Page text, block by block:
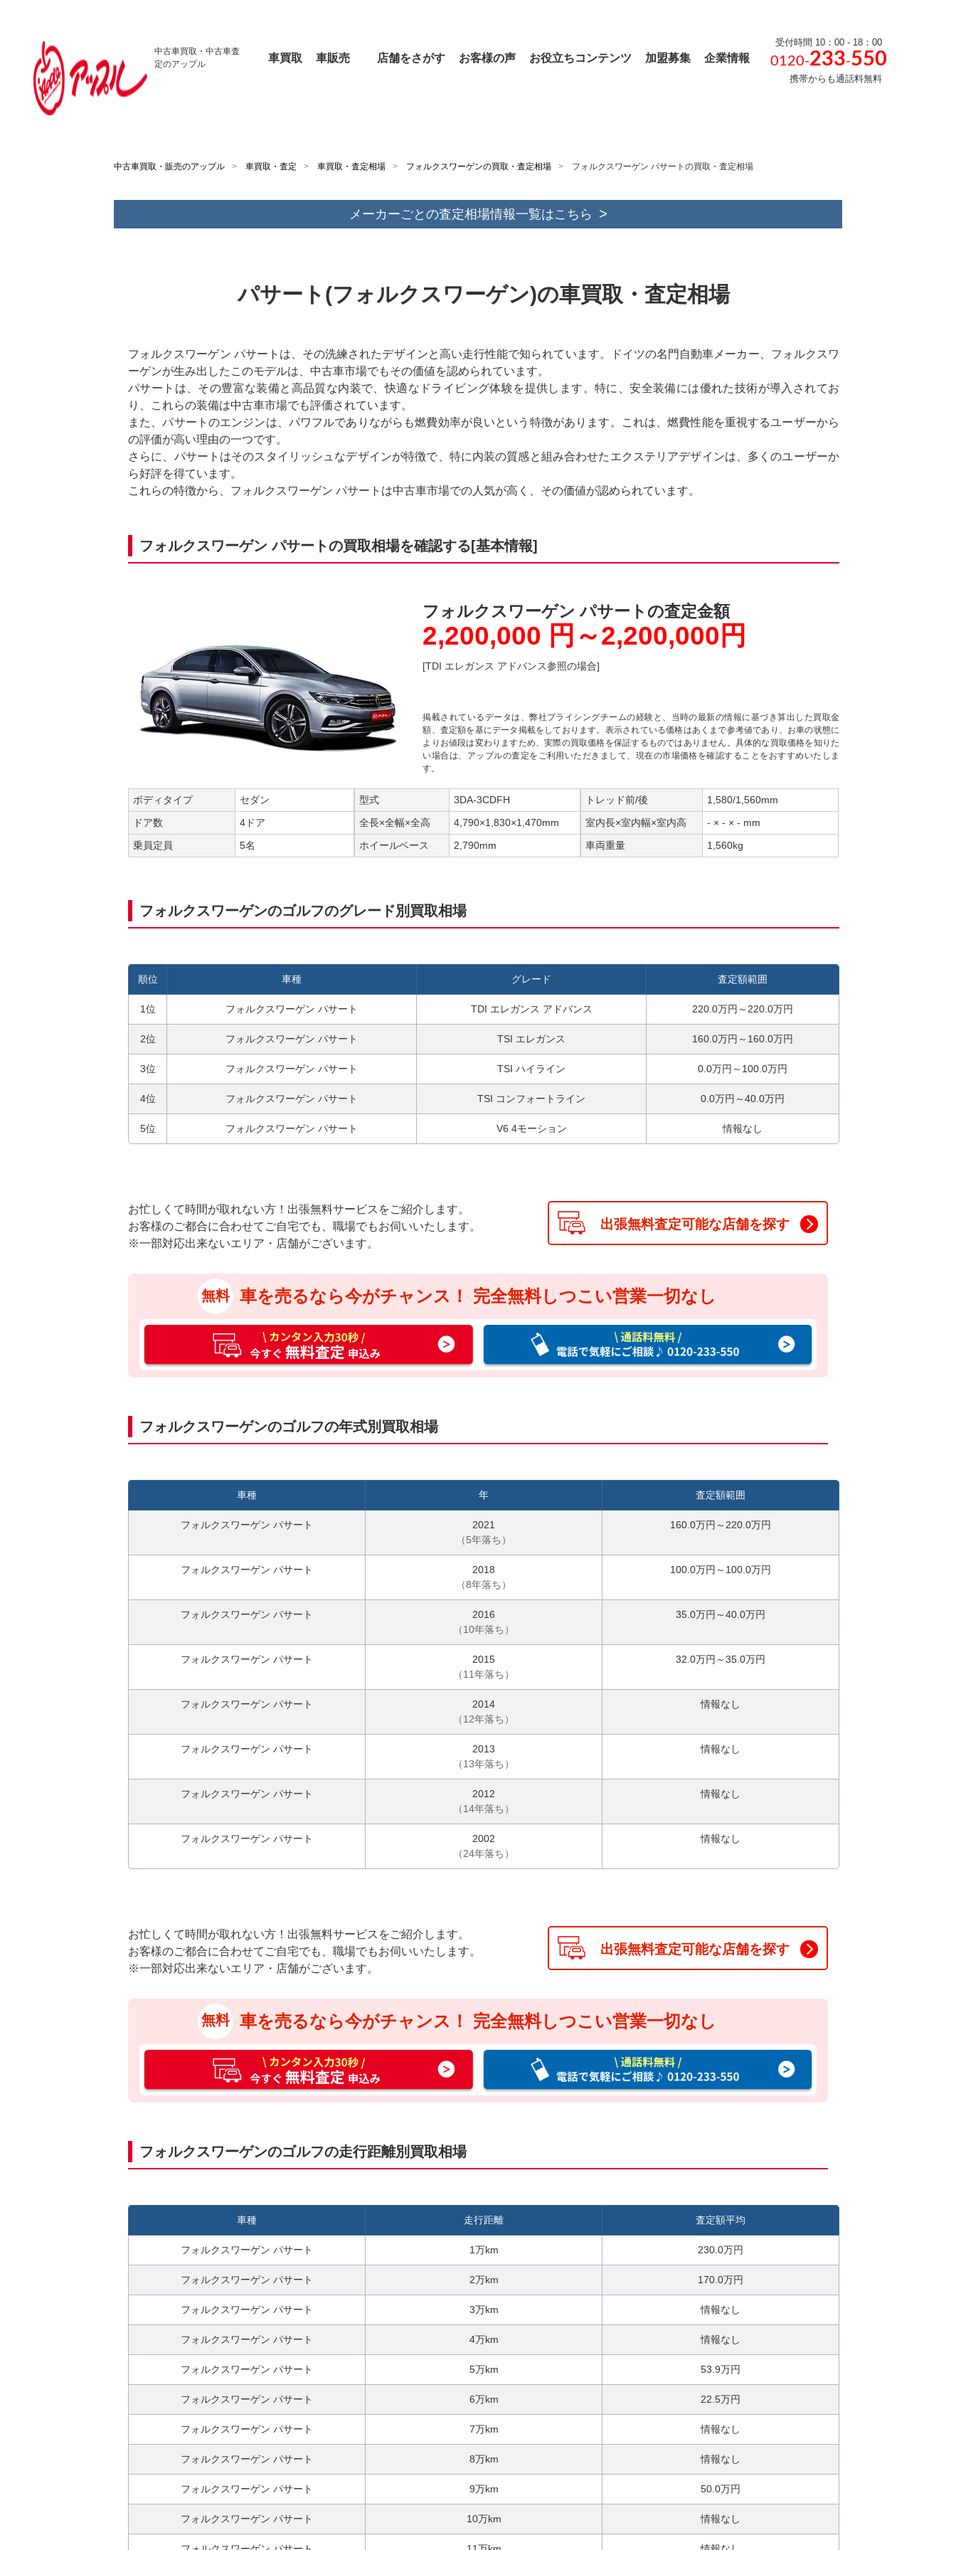
中古車買取・ 中古車査
定のアップル
車買取 車販売 店舗をさがす お客様の声 お役立ちコンテンツ 加盟募集 企業情報
受付時間 10：00 - 18：00
0120-233-550
携帯からも通話料無料
中古車買取・販売のアップル 車買取・査定 車買取・査定相場 フォルクスワーゲンの買取・査定相場 フォルクスワーゲン パサートの買取・査定相場
メーカーごとの査定相場情報一覧はこちら
パサート(フォルクスワーゲン)の車買取・査定相場
フォルクスワーゲン パサートは、その洗練されたデザインと高い走行性能で知られています。ドイツの名門自動車メーカー、フォルクスワ
ーゲンが生み出したこのモデルは、中古車市場でもその価値を認められています。
パサートは、その豊富な装備と高品質な内装で、快適なドライビング体験を提供します。特に、安全装備には優れた技術が導入されてお
り、これらの装備は中古車市場でも評価されています。
また、パサートのエンジンは、パワフルでありながらも燃費効率が良いという特徴があります。これは、燃費性能を重視するユーザーから
の評価が高い理由の一つです。
さらに、パサートはそのスタイリッシュなデザインが特徴で、特に内装の質感と組み合わせたエクステリアデザインは、多くのユーザーか
ら好評を得ています。
これらの特徴から、フォルクスワーゲン パサートは中古車市場での人気が高く、その価値が認められています。
フォルクスワーゲン パサートの買取相場を確認する[基本情報]
フォルクスワーゲン パサートの査定金額
2,200,000 円～2,200,000円
[TDI エレガンス アドバンス参照の場合]
掲載されているデータは、弊社プライシングチームの経験と、当時の最新の情報に基づき算出した買取金
額、査定額を基にデータ掲載をしております。表示されている価格はあくまで参考値であり、お車の状態に
よりお値段は変わりますため、実際の買取価格を保証するものではありません。具体的な買取価格を知りた
い場合は、アップルの査定をご利用いただきまして、現在の市場価格を確認することをおすすめいたしま
す。
ボディタイプ
セダン
ドア数
4ドア
乗員定員
5名
型式
3DA-3CDFH
全長×全幅×全高
4,790×1,830×1,470mm
ホイールベース
2,790mm
トレッド前/後
1,580/1,560mm
室内長×室内幅×室内高
- × - × - mm
車両重量
1,560kg
フォルクスワーゲンのゴルフのグレード別買取相場
順位 車種 グレード 査定額範囲
1位 フォルクスワーゲン パサート TDI エレガンス アドバンス 220.0万円～220.0万円
2位 フォルクスワーゲン パサート TSI エレガンス 160.0万円～160.0万円
3位 フォルクスワーゲン パサート TSI ハイライン 0.0万円～100.0万円
4位 フォルクスワーゲン パサート TSI コンフォートライン 0.0万円～40.0万円
5位 フォルクスワーゲン パサート V6 4モーション 情報なし
お忙しくて時間が取れない方！出張無料サービスをご紹介します。
お客様のご都合に合わせてご自宅でも、職場でもお伺いいたします。
※一部対応出来ないエリア・店舗がございます。
出張無料査定可能な店舗を探す
無料 車を売るなら今がチャンス！ 完全無料しつこい営業一切なし
カ
タ
3
料
料
軽
に
ご
相
談
フォルクスワーゲンのゴルフの年式別買取相場
車種 年 査定額範囲
フォルクスワーゲン パサート
2021
（5年落ち）
160.0万円～220.0万円
フォルクスワーゲン パサート
2018
（8年落ち）
100.0万円～100.0万円
フォルクスワーゲン パサート
2016
（10年落ち）
35.0万円～40.0万円
フォルクスワーゲン パサート
2015
（11年落ち）
32.0万円～35.0万円
フォルクスワーゲン パサート
2014
（12年落ち）
情報なし
フォルクスワーゲン パサート
2013
（13年落ち）
情報なし
フォルクスワーゲン パサート
2012
（14年落ち）
情報なし
フォルクスワーゲン パサート
2002
（24年落ち）
情報なし
お忙しくて時間が取れない方！出張無料サービスをご紹介します。
お客様のご都合に合わせてご自宅でも、職場でもお伺いいたします。
※一部対応出来ないエリア・店舗がございます。
出張無料査定可能な店舗を探す
無料 車を売るなら今がチャンス！ 完全無料しつこい営業一切なし
カ
タ
3
無
査
料
軽
に
ご
相
談
フォルクスワーゲンのゴルフの走行距離別買取相場
車種 走行距離 査定額平均
フォルクスワーゲン パサート 1万km 230.0万円
フォルクスワーゲン パサート 2万km 170.0万円
フォルクスワーゲン パサート 3万km 情報なし
フォルクスワーゲン パサート 4万km 情報なし
フォルクスワーゲン パサート 5万km 53.9万円
フォルクスワーゲン パサート 6万km 22.5万円
フォルクスワーゲン パサート 7万km 情報なし
フォルクスワーゲン パサート 8万km 情報なし
フォルクスワーゲン パサート 9万km 50.0万円
フォルクスワーゲン パサート 10万km 情報なし